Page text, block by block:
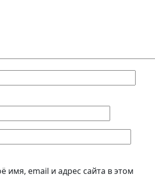
имя, email и адрес сайта в этом